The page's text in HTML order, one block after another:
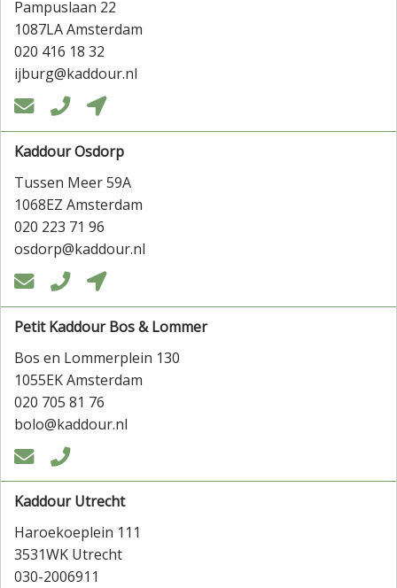
Pampuslaan 22
1087LA Amsterdam
020 416 18 32
ijburg@kaddour.nl
  
Kaddour Osdorp
Tussen Meer 59A
1068EZ Amsterdam
020 223 71 96
osdorp@kaddour.nl
  
Petit Kaddour Bos & Lommer
Bos en Lommerplein 130
1055EK Amsterdam
020 705 81 76
bolo@kaddour.nl
 
Kaddour Utrecht
Haroekoeplein 111
3531WK Utrecht
030-2006911